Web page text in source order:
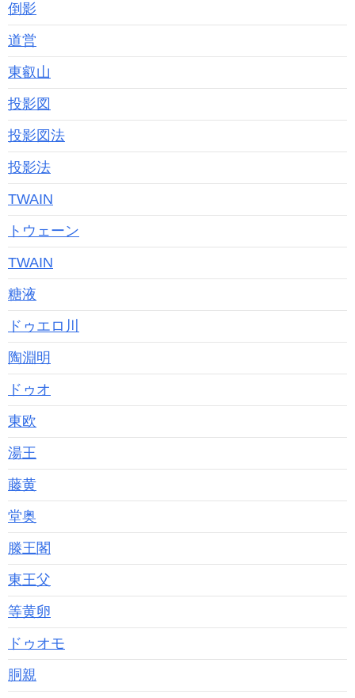
倒影
道営
東叡山
投影図
投影図法
投影法
TWAIN
トウェーン
TWAIN
糖液
ドゥエロ川
陶淵明
ドゥオ
東欧
湯王
藤黄
堂奥
滕王閣
東王父
等黄卵
ドゥオモ
胴親